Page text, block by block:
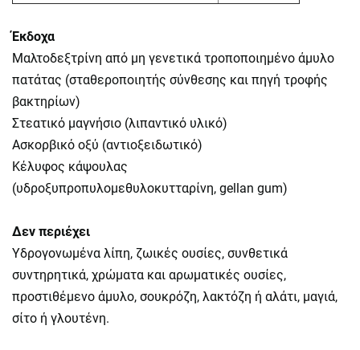
Έκδοχα
Μαλτοδεξτρίνη από μη γενετικά τροποποιημένο άμυλο
πατάτας (σταθεροποιητής σύνθεσης και πηγή τροφής
βακτηρίων)
Στεατικό μαγνήσιο (λιπαντικό υλικό)
Ασκορβικό οξύ (αντιοξειδωτικό)
Κέλυφος κάψουλας
(υδροξυπροπυλομεθυλοκυτταρίνη, gellan gum)
Δεν περιέχει
Υδρογονωμένα λίπη, ζωικές ουσίες, συνθετικά
συντηρητικά, χρώματα και αρωματικές ουσίες,
προστιθέμενο άμυλο, σουκρόζη, λακτόζη ή αλάτι, μαγιά,
σίτο ή γλουτένη.